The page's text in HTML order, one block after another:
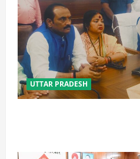
UTTAR PRADESH